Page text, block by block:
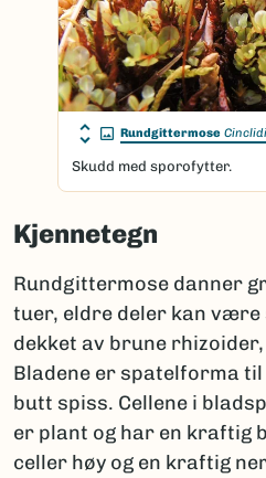
Rundgittermose
Skudd med sporofytter.
Kjennetegn
Rundgittermose danner
tuer, eldre deler kan være
dekket av brune
Bladene er spatelforma
butt spiss. Cellene i
er plant og har en kraftig
celler høy og en kraftig